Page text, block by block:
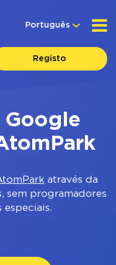
Português
Registo
Google
através da
sem programadores
especiais.